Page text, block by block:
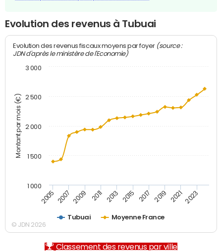
Evolution des revenus à Tubuai
Montant par mois (€)
Evolution des revenus fiscaux moyens par foyer (source :
JDN d'après le ministère de l'Economie)
Tubuai Moyenne France
2005 2007 2009 2011 2013 2015 2017 2019 2021 2023
1 000
1 500
2 000
2 500
3 000
© JDN 2026
Classement des revenus par ville